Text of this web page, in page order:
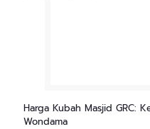
Harga Kubah Masjid GRC:
Wondama